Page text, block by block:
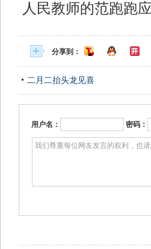
人民教师的范跑跑
分享到：
二月二抬头龙见喜
用户名： 密码：